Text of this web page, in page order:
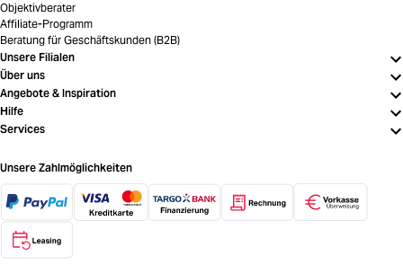
Objektivberater
Affiliate-Programm
Beratung für Geschäftskunden (B2B)
Unsere Filialen
Über uns
Angebote & Inspiration
Hilfe
Services
Unsere Zahlmöglichkeiten